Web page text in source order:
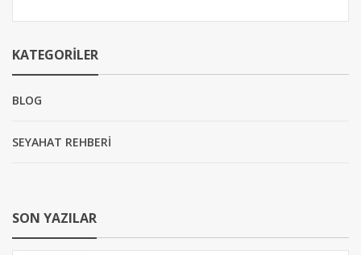
KATEGORILER
BLOG
SEYAHAT REHBERİ
SON YAZILAR